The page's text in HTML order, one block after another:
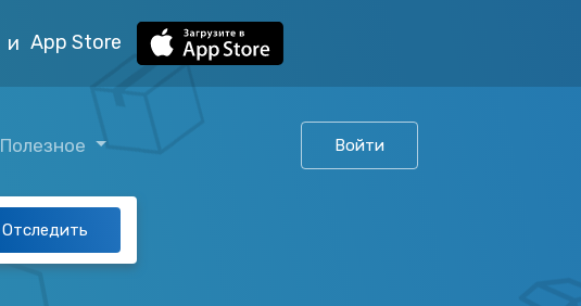
и App Store
Полезное Войти
Отследить